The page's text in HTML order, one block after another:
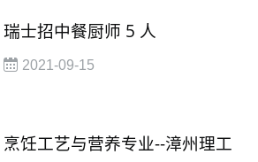
瑞士招中餐厨师 5 人
2021-09-15
烹饪工艺与营养专业--漳州理工